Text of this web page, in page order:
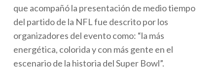
que acompañó la presentación de medio tiempo
del partido de la NFL fue descrito por los
organizadores del evento como: “la más
energética, colorida y con más gente en el
escenario de la historia del Super Bowl”.